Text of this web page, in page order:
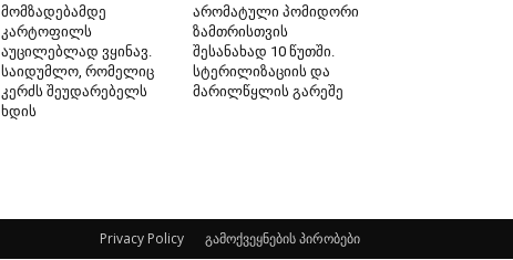
მომზადებამდე
კარტოფილს
აუცილებლად ვყინავ.
საიდუმლო, რომელიც
კერძს შეუდარებელს
ხდის
არომატული პომიდორი
ზამთრისთვის
შესანახად 10 წუთში.
სტერილიზაციის და
მარილწყლის გარეშე
Privacy Policy გამოქვეყნების პირობები